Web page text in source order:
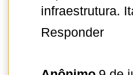
infraestrutura.
Responder